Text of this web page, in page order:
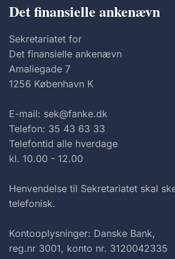
Det finansielle ankenævn
Sekretariatet for
Det finansielle ankenævn
Amaliegade 7
1256 København K
E-mail: sek@fanke.dk
Telefon: 35 43 63 33
Telefontid alle hverdage
kl. 10.00 - 12.00
Henvendelse til Sekretariatet skal
telefonisk.
Kontooplysninger: Danske Bank,
reg.nr 3001, konto nr. 3120042335